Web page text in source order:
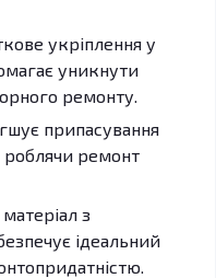
укріплення у
уникнути
ремонту.
припасування
роблячи ремонт
з
ідеальний